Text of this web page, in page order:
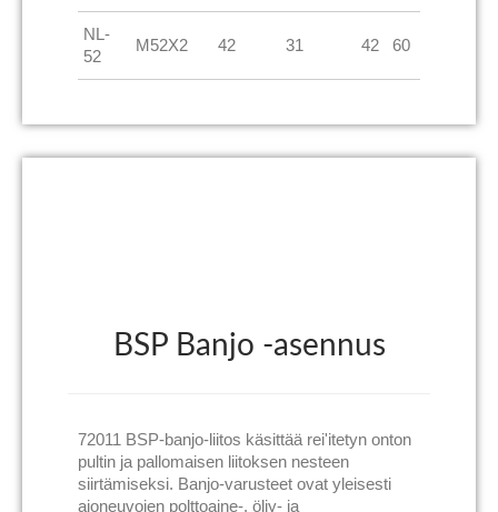
NL-
52
M52X2 42 31 42 60
BSP Banjo -asennus
72011 BSP-banjo-liitos käsittää rei'itetyn onton
pultin ja pallomaisen liitoksen nesteen
siirtämiseksi. Banjo-varusteet ovat yleisesti
ajoneuvojen polttoaine-, öljy- ja